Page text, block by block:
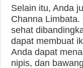
Selain itu, Anda
Channa
sehat
dapat membuat
Anda dapat
nipis, dan